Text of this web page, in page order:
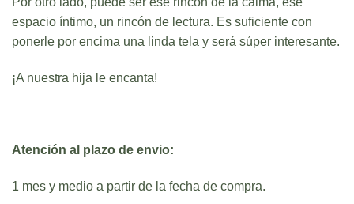
espacio íntimo, un rincón de lectura. Es suficiente con
ponerle por encima una linda tela y será súper interesante.
¡A nuestra hija le encanta!
Atención al plazo de envio:
1 mes y medio a partir de la fecha de compra.